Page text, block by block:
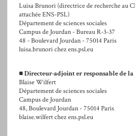
Luisa Brunori (directrice de recherche au
attachée ENS-PSL)
Département de sciences sociales
Campus de Jourdan - Bureau R-3-37
48 - Boulevard Jourdan - 75014 Paris
luisa.brunorichezens.psl.eu
■Directeur-adjoint er responsable de
Blaise Wilfert
Département de sciences sociales
Campus de Jourdan
48, Boulevard Jourdan - 75014 Paris
blaise.wilfertchezens.psl.eu